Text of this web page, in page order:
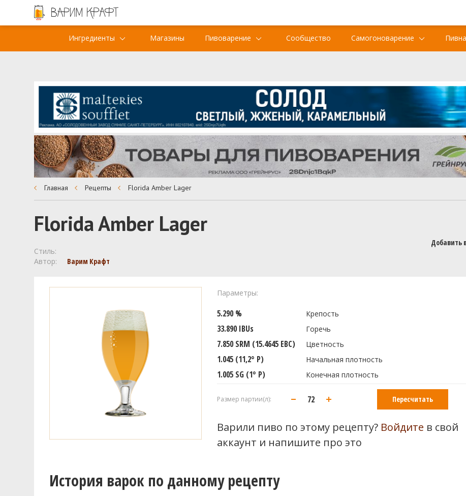
Ингредиенты Магазины Пивоварение Сообщество Самогоноварение
Главная Рецепты Florida Amber Lager
Florida Amber Lager
Добавить
Стиль:
Автор:
Варим Крафт
Параметры:
5.290 % Крепость
33.890 IBUs Горечь
7.850 SRM (15.4645 EBC) Цветность
1.045 (11,2° P) Начальная плотность
1.005 SG (1° P) Конечная плотность
Размер партии(л): Пересчитать
Варили пиво по этому рецепту? Войдите в свой
аккаунт и напишите про это
История варок по данному рецепту